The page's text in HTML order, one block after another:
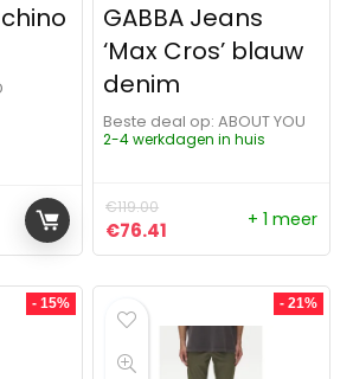
GABBA Jeans
‘Max Cros’ blauw
denim
Beste deal op:
ABOUT YOU
2-4 werkdagen in huis
€119.00
Oorspronkelijke prijs was:
€76.41 Huidige prijs is:
+ 1 meer
- 15% - 21%